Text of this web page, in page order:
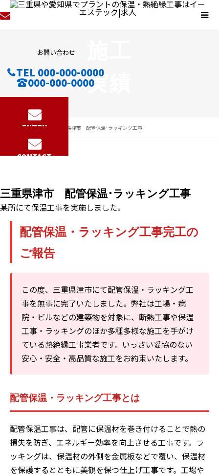
お問い合わせ
TEL 000-000-0000
000-000-0000
ENTRY
CONTACT
実績
施工実績 三重県津市 配管保温･ラッキング工事
2025.10.08
三重県津市 配管保温･ラッキング工事
某所にて保温工事を実施しました。
配管保温・ラッキング工事完工の
ご報告
この度、三重県津市にて配管保温・ラッキング工
事を無事に完了いたしました。弊社は工場・病
院・ビルなどの建築物を対象に、断熱工事や保温
工事・ラッキングのほか多種多様な施工を手がけ
ている熱絶縁工事業者です。いっさい妥協のない
安心・安全・高品質な施工をお約束いたします。
配管保温・ラッキング工事とは
配管保温工事は、配管に保温材を巻き付けることで熱の
損失を防ぎ、エネルギー効率を向上させる工事です。ラ
ッキングは、保温材の外側を金属板などで覆い、保温材
を保護するとともに美観を保つ仕上げ工事です。工場や